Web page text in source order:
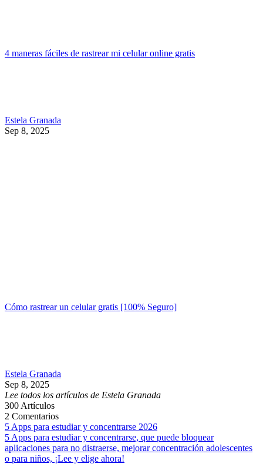
4 maneras fáciles de rastrear mi celular online gratis
Estela Granada
Sep 8, 2025
Cómo rastrear un celular gratis [100% Seguro]
Estela Granada
Sep 8, 2025
Lee todos los artículos de Estela Granada
300Artículos
2 Comentarios
5 Apps para estudiar y concentrarse 2026
5 Apps para estudiar y concentrarse, que puede bloquear
aplicaciones para no distraerse, mejorar concentración adolescentes
o para niños, ¡Lee y elige ahora!